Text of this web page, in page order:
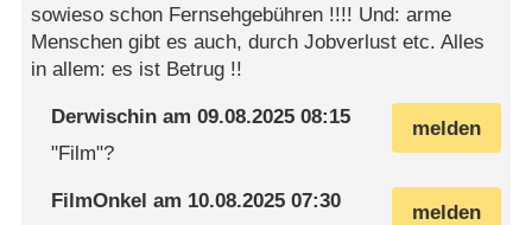
sowieso schon Fernsehgebühren !!!! Und: arme
Menschen gibt es auch, durch Jobverlust etc. Alles
in allem: es ist Betrug !!
melden
Derwischin am09.08.2025 08:15
"Film"?
melden
FilmOnkel am 10.08.2025 07:30